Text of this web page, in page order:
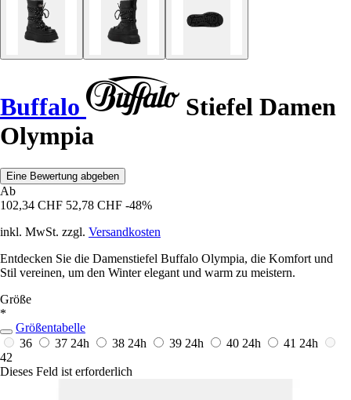
Buffalo
Stiefel Damen
Olympia
Eine Bewertung abgeben
Ab
102,34 CHF 52,78 CHF -48%
inkl. MwSt. zzgl. Versandkosten
Entdecken Sie die Damenstiefel Buffalo Olympia, die Komfort und
Stil vereinen, um den Winter elegant und warm zu meistern.
Größe
*
Größentabelle
36
37 24h 38 24h 39 24h 40 24h 41 24h
42
Dieses Feld ist erforderlich